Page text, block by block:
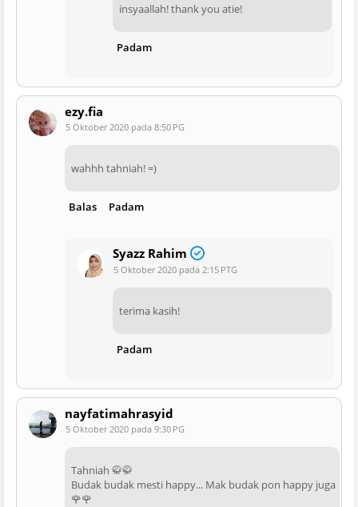
insyaallah! thank you atie!
Padam
ezy.fia
5 Oktober 2020 pada 8:50 PG
wahhh tahniah! =)
Balas Padam
Syazz Rahim
5 Oktober 2020 pada 2:15 PTG
terima kasih!
Padam
nayfatimahrasyid
5 Oktober 2020 pada 9:30 PG
Tahniah 🥋🥋
Budak budak mesti happy... Mak budak pon happy juga
🌹🌹